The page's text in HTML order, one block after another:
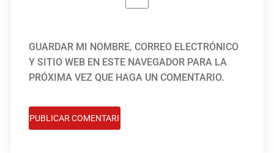
GUARDAR MI NOMBRE, CORREO ELECTRÓNICO
Y SITIO WEB EN ESTE NAVEGADOR PARA LA
PRÓXIMA VEZ QUE HAGA UN COMENTARIO.